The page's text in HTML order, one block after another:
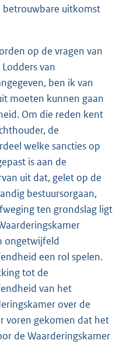
betrouwbare uitkomst
op de vragen van
van
ben ik van
moeten kunnen gaan
Om die reden kent
de
welke sancties op
is aan de
uit dat, gelet op de
bestuursorgaan,
ten grondslag ligt
ongetwijfeld
een rol spelen.
tot de
van het
over de
voren gekomen dat het
de Waarderingskamer